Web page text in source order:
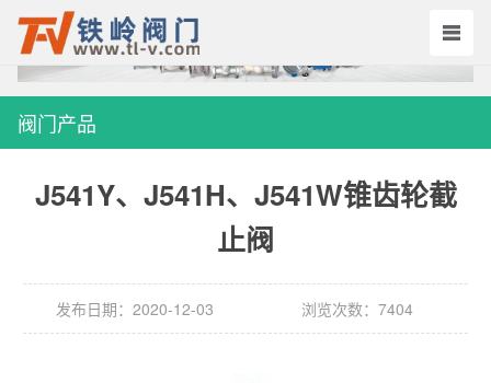
阀门产品
J541Y、J541H、J541W锥齿轮截
止阀
发布日期：2020-12-03 浏览次数：7404